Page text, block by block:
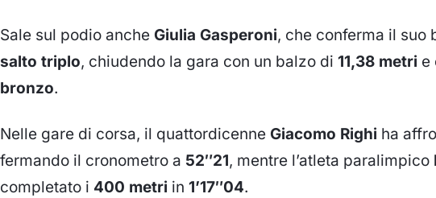
Sale sul podio anche Giulia Gasperoni, che conferma il suo
salto triplo, chiudendo la gara con un balzo di 11,38 metri e
bronzo.
Nelle gare di corsa, il quattordicenne Giacomo Righi ha
fermando il cronometro a 52″21, mentre l’atleta paralimpico
completato i 400 metri in 1’17″04.